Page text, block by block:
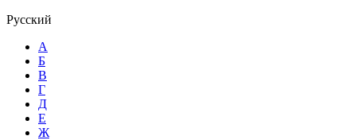
Русский
А
Б
В
Г
Д
Е
Ж